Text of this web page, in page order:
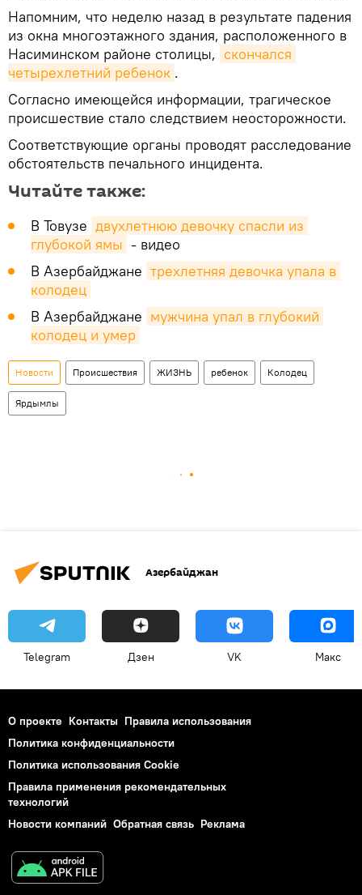
Напомним, что неделю назад в результате падения
из окна многоэтажного здания, расположенного в
Насиминском районе столицы, скончался
четырехлетний ребенок .
Согласно имеющейся информации, трагическое
происшествие стало следствием неосторожности.
Соответствующие органы проводят расследование
обстоятельств печального инцидента.
Читайте также:
В Товузе двухлетнюю девочку спасли из
глубокой ямы - видео
В Азербайджане трехлетняя девочка упала в
колодец
В Азербайджане мужчина упал в глубокий
колодец и умер
Новости Происшествия ЖИЗНЬ ребенок Колодец
Ярдымлы
Азербайджан
Telegram Дзен VK Макс
О проекте Контакты Правила использования
Политика конфиденциальности
Политика использования Cookie
Правила применения рекомендательных
технологий
Новости компаний Обратная связь Реклама